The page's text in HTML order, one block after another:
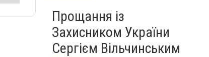
Прощання із
Захисником України
Сергієм Вільчинським